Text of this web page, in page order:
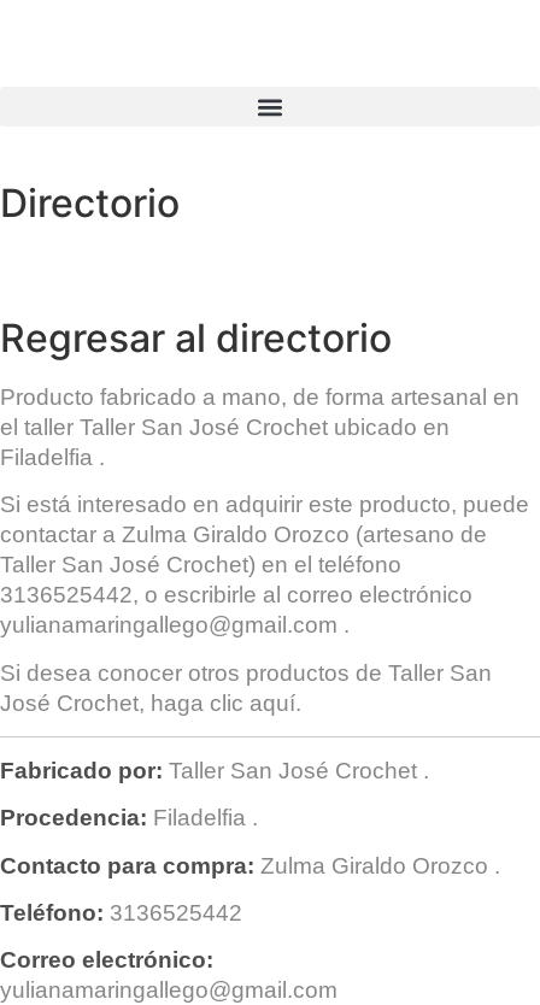
Directorio
Regresar al directorio
Producto fabricado a mano, de forma artesanal en
el taller Taller San José Crochet ubicado en
Filadelfia .
Si está interesado en adquirir este producto, puede
contactar a Zulma Giraldo Orozco (artesano de
Taller San José Crochet) en el teléfono
3136525442, o escribirle al correo electrónico
yulianamaringallego@gmail.com .
Si desea conocer otros productos de Taller San
José Crochet, haga clic aquí.
Fabricado por: Taller San José Crochet .
Procedencia: Filadelfia .
Contacto para compra: Zulma Giraldo Orozco .
Teléfono: 3136525442
Correo electrónico:
yulianamaringallego@gmail.com